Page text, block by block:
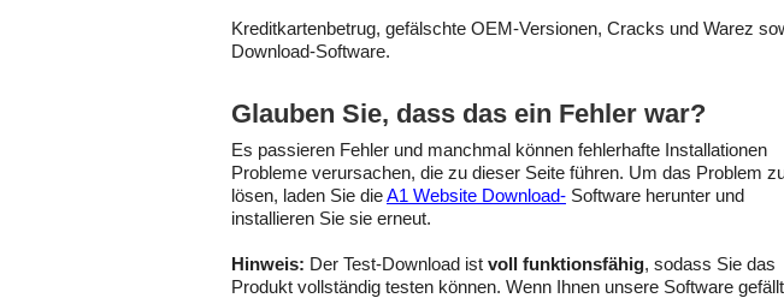
Kreditkartenbetrug, gefälschte OEM-Versionen, Cracks und Warez
Download-Software.
Glauben Sie, dass das ein Fehler war?
Es passieren Fehler und manchmal können fehlerhafte Installationen
Probleme verursachen, die zu dieser Seite führen. Um das Problem
lösen, laden Sie dieA1 Website Download- Software herunter und
installieren Sie sie erneut.
Hinweis: Der Test-Download ist voll funktionsfähig, sodass Sie das
Produkt vollständig testen können. Wenn Ihnen unsere Software gefällt